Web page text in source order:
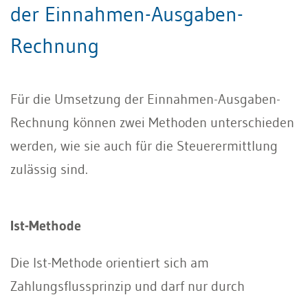
der Einnahmen-Ausgaben-
Rechnung
Für die Umsetzung der Einnahmen-Ausgaben-
Rechnung können zwei Methoden unterschieden
werden, wie sie auch für die Steuerermittlung
zulässig sind.
Ist-Methode
Die Ist-Methode orientiert sich am
Zahlungsflussprinzip und darf nur durch